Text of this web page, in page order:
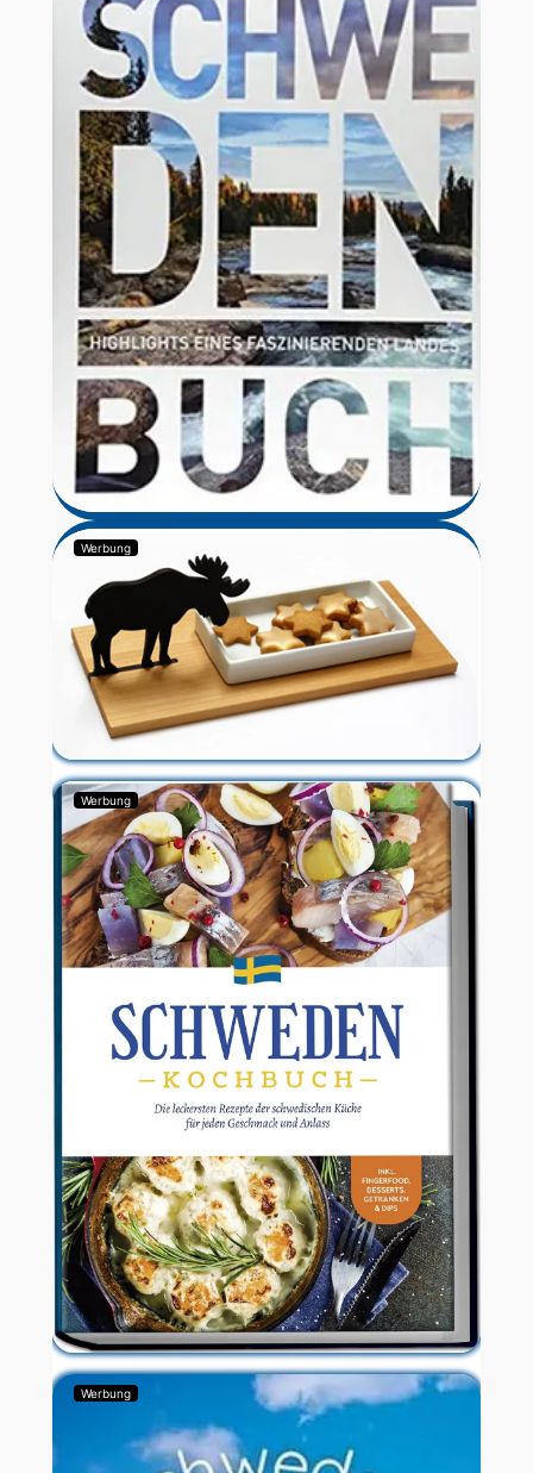
Werbung
Werbung
Werbung